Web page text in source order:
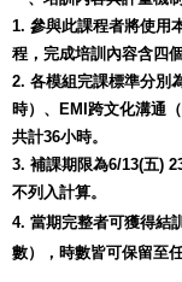
1. 參與此課程者將使用
程，完成培訓內容含四
2. 各模組完課標準分別
時）、EMI跨文化溝通
共計36小時。
3. 補課期限為6/13(五)
不列入計算。
4. 當期完整者可獲得結
數），時數皆可保留至